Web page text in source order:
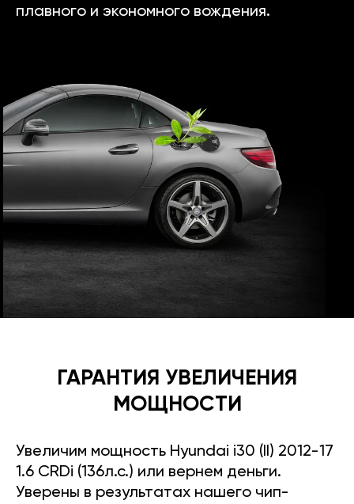
плавного и экономного вождения.
ГАРАНТИЯ УВЕЛИЧЕНИЯ
МОЩНОСТИ
Увеличим мощность Hyundai i30 (II) 2012-17
1.6 CRDi (136л.с.) или вернем деньги.
Уверены в результатах нашего чип-